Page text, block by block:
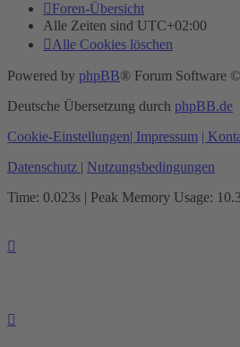
Foren-Übersicht
Alle Zeiten sind UTC+02:00
Alle Cookies löschen
Powered by phpBB® Forum Software
Deutsche Übersetzung durch phpBB.de
Cookie-Einstellungen| Impressum |
Datenschutz | Nutzungsbedingungen
Time: 0.023s | Peak Memory Usage: